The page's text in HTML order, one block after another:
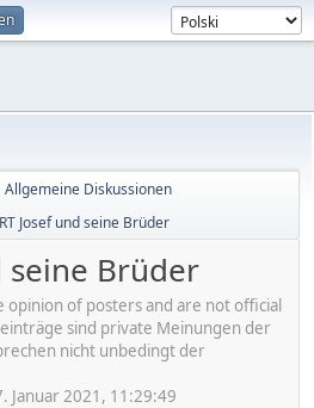
Allgemeine Diskussionen
Josef und seine Brüder
seine Brüder
opinion of posters and are not official
sind private Meinungen der
nicht unbedingt der
Januar 2021, 11:29:49